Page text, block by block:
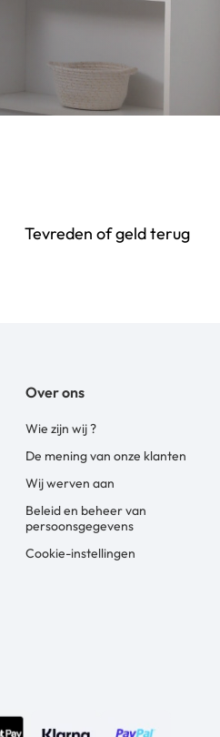
Tevreden of geld terug
Over ons
Wie zijn wij ?
De mening van onze klanten
Wij werven aan
Beleid en beheer van
persoonsgegevens
Cookie-instellingen